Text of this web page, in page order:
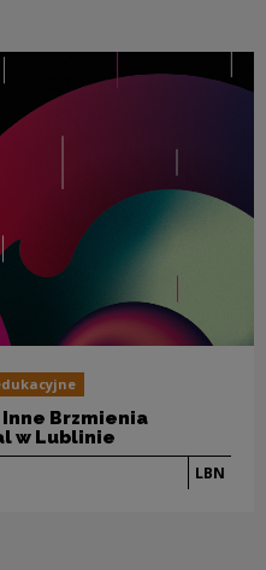
Brzmienia
w Lublinie
LBN